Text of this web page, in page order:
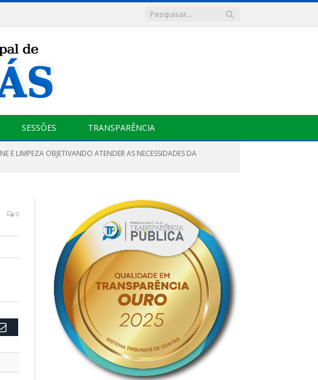
SESSÕES TRANSPARÊNCIA
E LIMPEZA OBJETIVANDO ATENDER AS NECESSIDADES DA
0
Email